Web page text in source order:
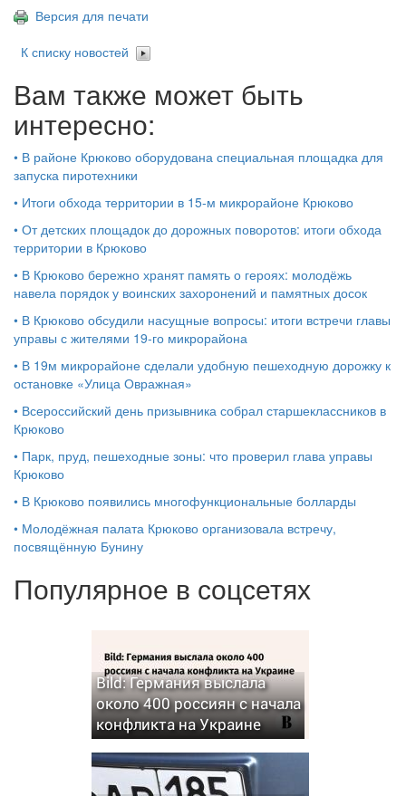
Версия для печати
К списку новостей
Вам также может быть
интересно:
• В районе Крюково оборудована специальная площадка для
запуска пиротехники
• Итоги обхода территории в 15‑м микрорайоне Крюково
• От детских площадок до дорожных поворотов: итоги обхода
территории в Крюково
• В Крюково бережно хранят память о героях: молодёжь
навела порядок у воинских захоронений и памятных досок
• В Крюково обсудили насущные вопросы: итоги встречи главы
управы с жителями 19‑го микрорайона
• В 19м микрорайоне сделали удобную пешеходную дорожку к
остановке «Улица Овражная»
• Всероссийский день призывника собрал старшеклассников в
Крюково
• Парк, пруд, пешеходные зоны: что проверил глава управы
Крюково
• В Крюково появились многофункциональные болларды
• Молодёжная палата Крюково организовала встречу,
посвящённую Бунину
Популярное в соцсетях
Bild: Германия выслала
около 400 россиян с начала
конфликта на Украине